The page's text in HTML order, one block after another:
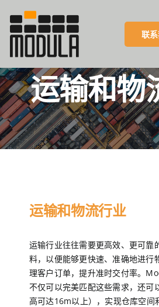
content
联
摩登纳集团
产品
优势
博客和活动
EN
运输和物
运输和物流行业
运输行业往往需要更高效、更可靠
料，以便能够更快速、准确地进行
理客户订单，提升准时交付率。
不仅可以完美匹配这些需求，还可
高可达16m以上），实现仓库空间